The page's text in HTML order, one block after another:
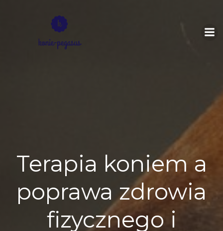
Terapia koniem a
poprawa zdrowia
fizycznego i